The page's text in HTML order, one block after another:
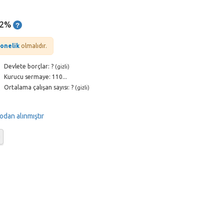
olmalıdır.
Devlete borçlar: ? (gizli)
Kurucu sermaye: 110...
Ortalama çalışan sayısı: ? (gizli)
alınmıştır